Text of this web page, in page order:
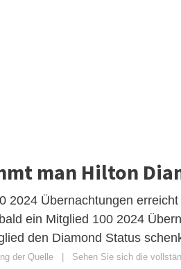
man Hilton
2024 Übernachtungen
ein Mitglied 100 2024
den Diamond Status
der Quelle Sehen Sie sich die